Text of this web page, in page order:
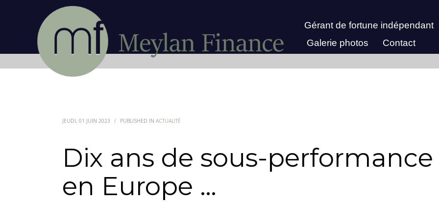
Gérant de fortune indépendant
Galerie photos
Contact
JEUDI, 01 JUIN 2023 / PUBLISHED IN ACTUALITÉ
Dix ans de sous-performance
en Europe …